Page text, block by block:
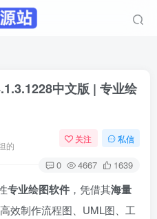
中文版 | 专业绘
的
关注 私信
0 4667 1639
专业绘图软件 ，凭借其海量
效制作流程图、UML图、工